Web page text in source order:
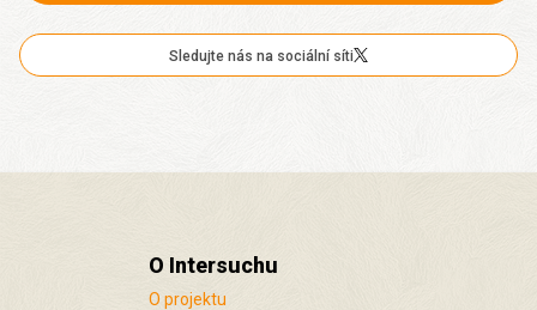
Sledujte nás na sociální síti
O Intersuchu
O projektu